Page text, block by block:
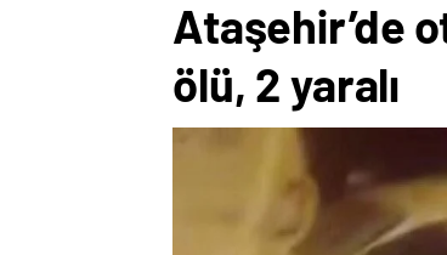
Ataşehir’de
ölü, 2 yaralı